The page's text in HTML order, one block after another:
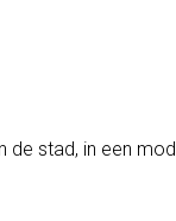
de stad, in een